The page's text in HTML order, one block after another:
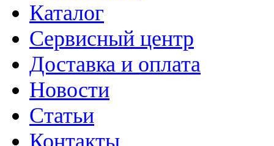
Каталог
Сервисный центр
Доставка и оплата
Новости
Статьи
Контакты